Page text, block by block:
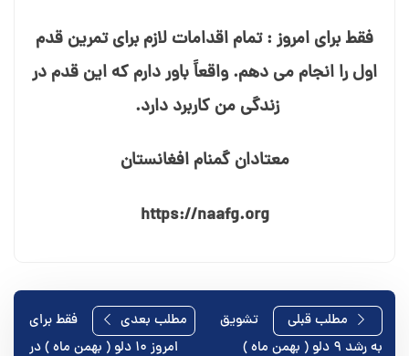
فقط برای امروز : تمام اقدامات لازم برای تمرین قدم
اول را انجام می⁯ دهم. واقعاً باور دارم که این قدم در
زندگی من کاربرد دارد.
معتادان گمنام افغانستان
https://naafg.org
راهبریمطلب قبلی
تشویق
به رشد ۹ دلو ( بهمن ماه )
مطلب بعدی
فقط برای
امروز ۱۰ دلو ( بهمن ماه ) در